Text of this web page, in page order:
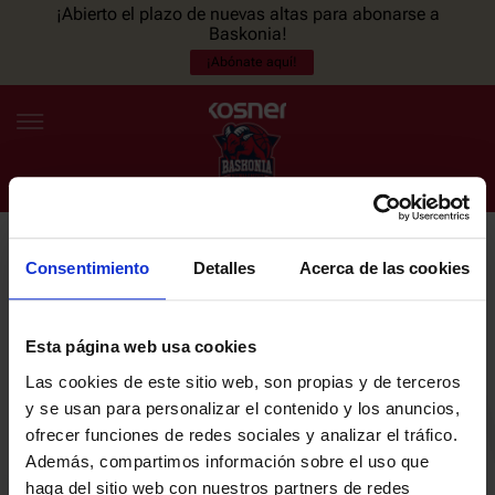
Consentimiento Detalles Acerca de las cookies
Esta página web usa cookies
Las cookies de este sitio web, son propias y de terceros
y se usan para personalizar el contenido y los anuncios,
ofrecer funciones de redes sociales y analizar el tráfico.
Además, compartimos información sobre el uso que
haga del sitio web con nuestros partners de redes
¡Abierto el plazo de nuevas altas para abonarse a
Baskonia!
¡Abónate aquí!
ES EU
NOTICIAS
PLANTILLA
ENTRADAS
NEWSLETTER
últimas noticias y promociones del club.
Email
He leído y acepto laPolítica de privacidaddel SASKI BASKONIA